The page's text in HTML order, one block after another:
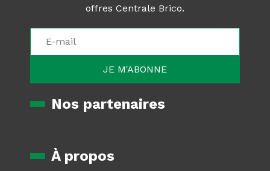
offres Centrale Brico.
Nos partenaires
À propos